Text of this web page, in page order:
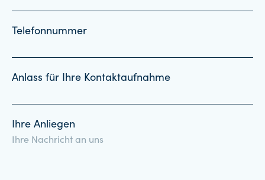
Telefonnummer
Anlass für Ihre Kontaktaufnahme
Ihre Anliegen